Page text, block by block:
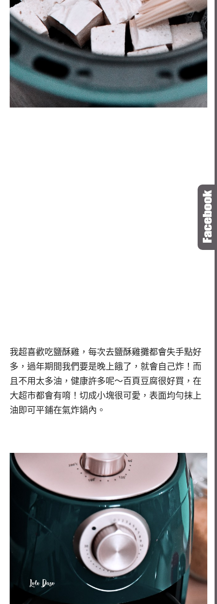
我超喜歡吃鹽酥雞，每次去鹽酥雞攤都會失手點好
多，過年期間我們要是晚上餓了，就會自己炸！而
且不用太多油，健康許多呢～百頁豆腐很好買，在
大超市都會有唷！切成小塊很可愛，表面均勻抹上
油即可平鋪在氣炸鍋內。